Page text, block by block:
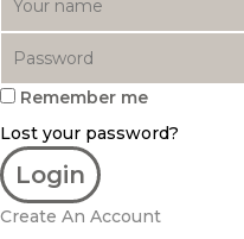
Remember me
Lost your password?
Create An Account